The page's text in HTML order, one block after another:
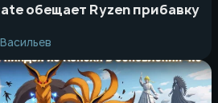
обещает Ryzen прибавку